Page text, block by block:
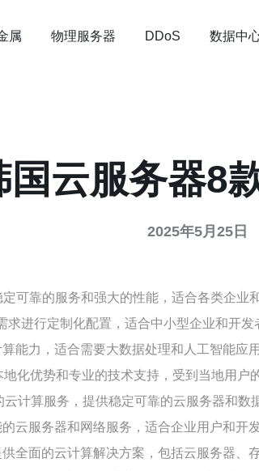
属 物理服务器 DDoS 数据中
国云服务器8
2025年5月25日
可靠的服务和强大的性能，适合各类企业
进行定制化配置，适合中小型企业和开发
能力，适合需要大数据处理和人工智能应用
化优势和专业的技术支持，受到当地用户
计算服务，提供稳定可靠的云服务器和数
云服务器和网络服务，适合企业用户和开发
全面的云计算解决方案，包括云服务器、